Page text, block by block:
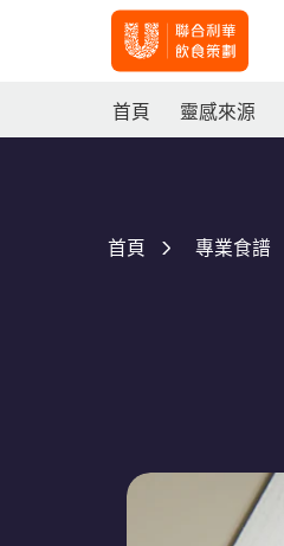
首頁 靈感來源
首頁 專業食譜